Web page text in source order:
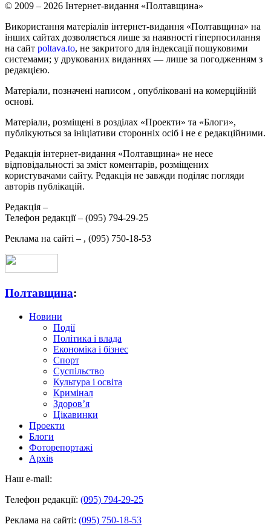
© 2009 – 2026 Інтернет-видання «Полтавщина»
Використання матеріалів інтернет-видання «Полтавщина» на
інших сайтах дозволяється лише за наявності гіперпосилання
на сайт poltava.to, не закритого для індексації пошуковими
системами; у друкованих виданнях — лише за погодженням з
редакцією.
Матеріали, позначені написом , опубліковані на комерційній
основі.
Матеріали, розміщені в розділах «Проекти» та «Блоги»,
публікуються за ініціативи сторонніх осіб і не є редакційними.
Редакція інтернет-видання «Полтавщина» не несе
відповідальності за зміст коментарів, розміщених
користувачами сайту. Редакція не завжди поділяє погляди
авторів публікацій.
Редакція –
Телефон редакції – (095) 794-29-25
Реклама на сайті – , (095) 750-18-53
Полтавщина:
Новини
Події
Політика і влада
Економіка і бізнес
Спорт
Суспільство
Культура і освіта
Кримінал
Здоров’я
Цікавинки
Проекти
Блоги
Фоторепортажі
Архів
Наш e-mail:
Телефон редакції: (095) 794-29-25
Реклама на сайті: (095) 750-18-53